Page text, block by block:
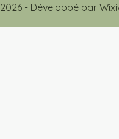
2026 - Développé par